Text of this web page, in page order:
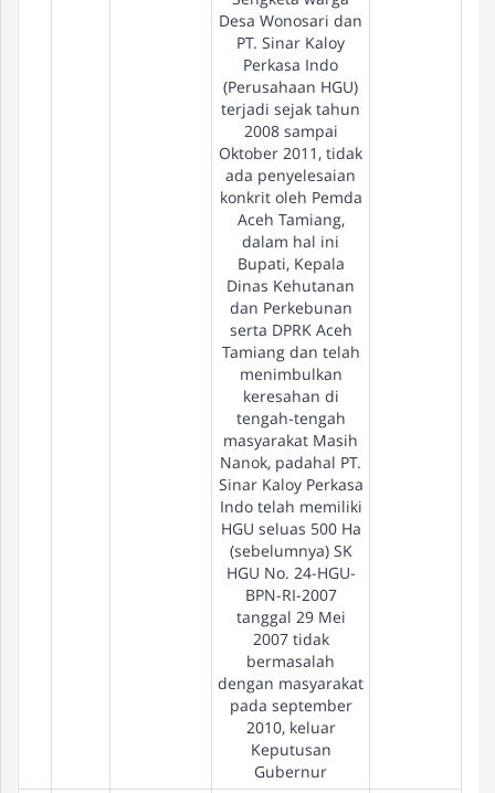
Desa Wonosari dan
PT. Sinar Kaloy
Perkasa Indo
(Perusahaan HGU)
terjadi sejak tahun
2008 sampai
Oktober 2011, tidak
ada penyelesaian
konkrit oleh Pemda
Aceh Tamiang,
dalam hal ini
Bupati, Kepala
Dinas Kehutanan
dan Perkebunan
serta DPRK Aceh
Tamiang dan telah
menimbulkan
keresahan di
tengah-tengah
masyarakat Masih
Nanok, padahal PT.
Sinar Kaloy Perkasa
Indo telah memiliki
HGU seluas 500 Ha
(sebelumnya) SK
HGU No. 24-HGU-
BPN-RI-2007
tanggal 29 Mei
2007 tidak
bermasalah
dengan masyarakat
pada september
2010, keluar
Keputusan
Gubernur